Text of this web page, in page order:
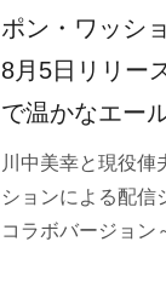
ポン・ワッシ
8月5日リリー
で温かなエー
川中美幸と現役俥
ションによる配信
コラボバージョ